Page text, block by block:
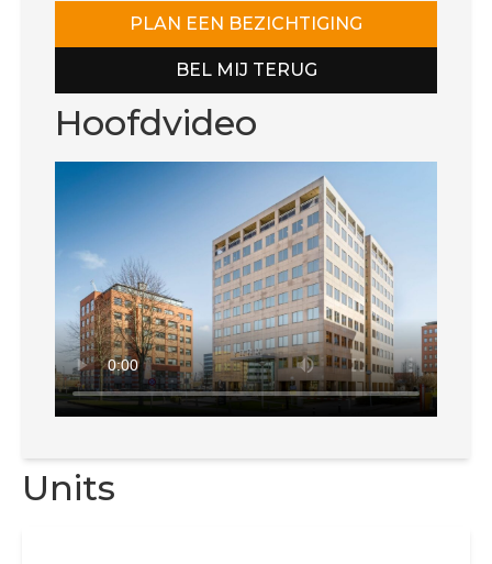
PLAN EEN BEZICHTIGING
BEL MIJ TERUG
Hoofdvideo
Units